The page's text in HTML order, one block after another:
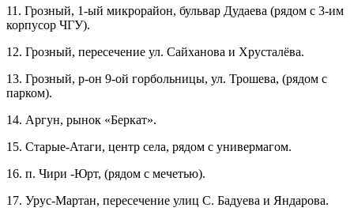
11. Грозный, 1-ый микрорайон, бульвар Дудаева (рядом с 3-им
корпусор ЧГУ).
12. Грозный, пересечение ул. Сайханова и Хрусталёва.
13. Грозный, р-он 9-ой горбольницы, ул. Трошева, (рядом с
парком).
14. Аргун, рынок «Беркат».
15. Старые-Атаги, центр села, рядом с универмагом.
16. п. Чири -Юрт, (рядом с мечетью).
17. Урус-Мартан, пересечение улиц С. Бадуева и Яндарова.